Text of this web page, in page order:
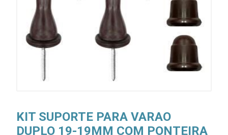
KIT SUPORTE PARA VARAO
DUPLO 19-19MM COM PONTEIRA